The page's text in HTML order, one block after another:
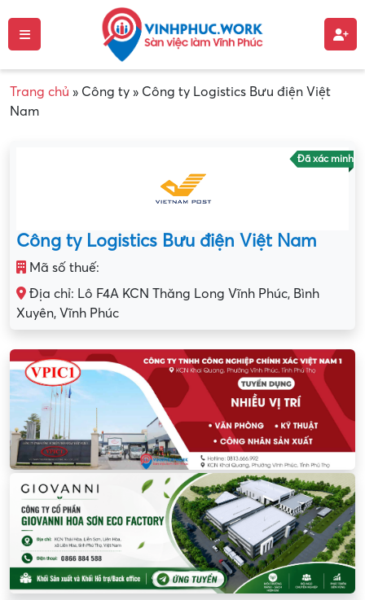
Trang chủ » Công ty » Công ty Logistics Bưu điện Việt
Nam
Đã xác minh
Công ty Logistics Bưu điện Việt Nam
Mã số thuế:
Địa chỉ: Lô F4A KCN Thăng Long Vĩnh Phúc, Bình
Xuyên, Vĩnh Phúc